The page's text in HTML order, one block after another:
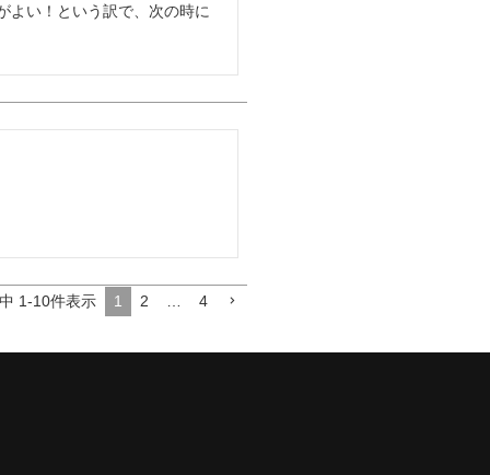
よい！という訳で、次の時に
1-10件表示 1 2 4